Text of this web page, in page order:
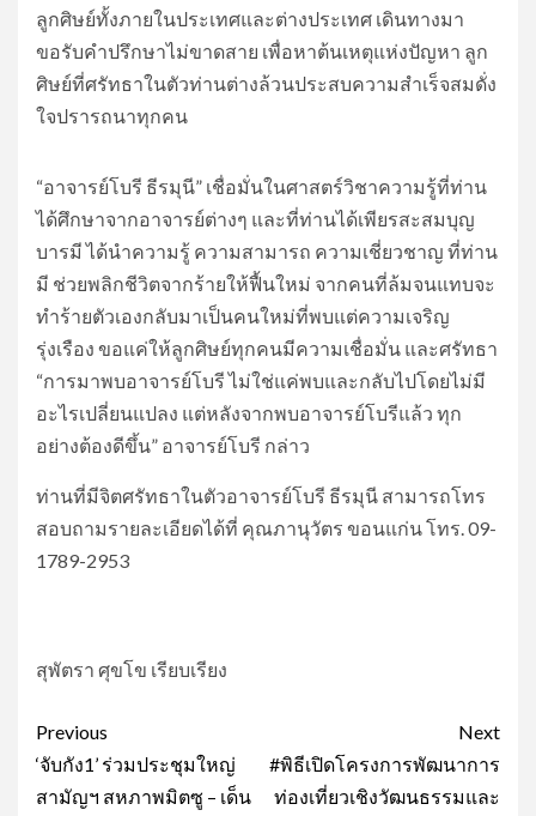
ลูกศิษย์ทั้งภายในประเทศและต่างประเทศ เดินทางมา
ขอรับคำปรึกษาไม่ขาดสาย เพื่อหาต้นเหตุแห่งปัญหา ลูก
ศิษย์ที่ศรัทธาในตัวท่านต่างล้วนประสบความสำเร็จสมดั่ง
ใจปรารถนาทุกคน
“อาจารย์โบรี ธีรมุนี” เชื่อมั่นในศาสตร์วิชาความรู้ที่ท่าน
ได้ศึกษาจากอาจารย์ต่างๆ และที่ท่านได้เพียรสะสมบุญ
บารมี ได้นำความรู้ ความสามารถ ความเชี่ยวชาญ ที่ท่าน
มี ช่วยพลิกชีวิตจากร้ายให้ฟื้นใหม่ จากคนที่ล้มจนแทบจะ
ทำร้ายตัวเองกลับมาเป็นคนใหม่ที่พบแต่ความเจริญ
รุ่งเรือง ขอแค่ให้ลูกศิษย์ทุกคนมีความเชื่อมั่น และศรัทธา
“การมาพบอาจารย์โบรี ไม่ใช่แค่พบและกลับไปโดยไม่มี
อะไรเปลี่ยนแปลง แต่หลังจากพบอาจารย์โบรีแล้ว ทุก
อย่างต้องดีขึ้น” อาจารย์โบรี กล่าว
ท่านที่มีจิตศรัทธาในตัวอาจารย์โบรี ธีรมุนี สามารถโทร
สอบถามรายละเอียดได้ที่ คุณภานุวัตร ขอนแก่น โทร. 09-
1789-2953
สุพัตรา ศุขโข เรียบเรียง
Post
navigation
Previous
‘จับกัง1’ ร่วมประชุมใหญ่
สามัญฯ สหภาพมิตซู – เด็น
Next
#พิธีเปิดโครงการพัฒนาการ
ท่องเที่ยวเชิงวัฒนธรรมและ